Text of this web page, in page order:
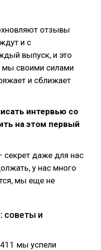
отзывы
и с
выпуск, и это
мы своими силами
и сближает
интервью со
на этом первый
даже для нас
у нас много
мы еще не
советы и
мы успели